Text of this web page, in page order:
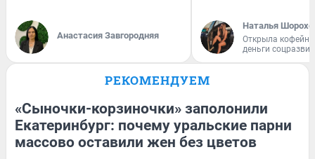
Анастасия Завгородняя
Наталья
Открыла
деньги
РЕКОМЕНДУЕМ
«Сыночки-корзиночки» заполонили
Екатеринбург: почему уральские парни
массово оставили жен без цветов